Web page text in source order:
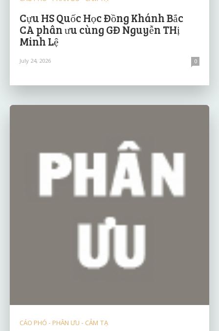
Cựu HS Quốc Học Đồng Khánh Bắc
CA phân ưu cùng GĐ Nguyễn THị
Minh Lệ
July 24, 2026 0
CÁO PHÓ - PHÂN ƯU - CẢM TẠ